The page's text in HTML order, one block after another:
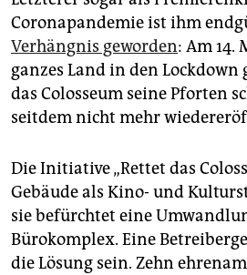
Coronapandemie ist ihm
Verhängnis geworden: Am 14.
ganzes Land in den Lockdown
das Colosseum seine Pforten
seitdem nicht mehr
Die Initiative „Rettet das
Gebäude als Kino- und
sie befürchtet eine
Bürokomplex. Eine
die Lösung sein. Zehn